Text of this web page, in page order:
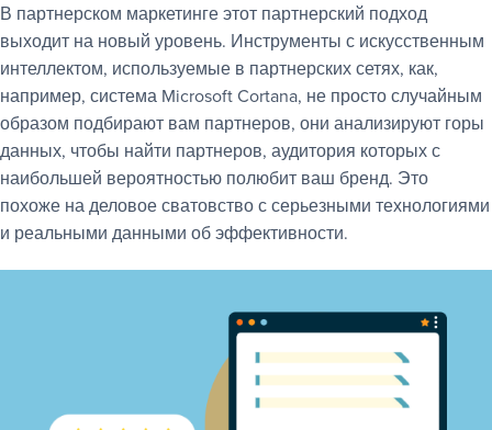
В партнерском маркетинге этот партнерский подход
выходит на новый уровень. Инструменты с искусственным
интеллектом, используемые в партнерских сетях, как,
например, система Microsoft Cortana, не просто случайным
образом подбирают вам партнеров, они анализируют горы
данных, чтобы найти партнеров, аудитория которых с
наибольшей вероятностью полюбит ваш бренд. Это
похоже на деловое сватовство с серьезными технологиями
и реальными данными об эффективности.